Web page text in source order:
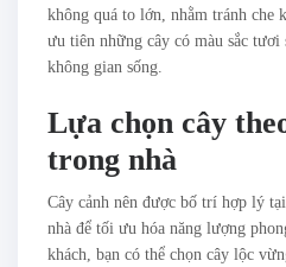
không quá to lớn, nhằm tránh che
ưu tiên những cây có màu sắc tươi
không gian sống.
Lựa chọn cây
trong nhà
Cây cảnh nên được bố trí hợp lý
nhà để tối ưu hóa năng lượng
khách, bạn có thể chọn cây lộc